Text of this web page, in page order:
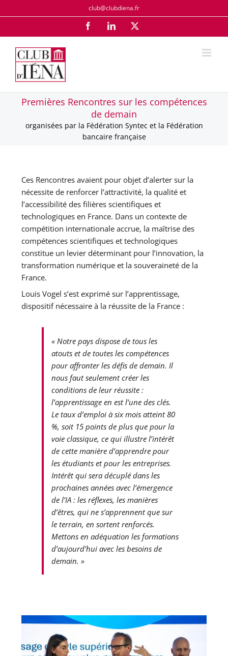
au
club@clubdiena.fr
FacebookLinkedIn
Premières Rencontres sur les compétences
de demain
organisées par la Fédération Syntec et la Fédération
bancaire française
Ces Rencontres avaient pour objet d’alerter sur la
nécessite de renforcer l’attractivité, la qualité et
l’accessibilité des filières scientifiques et
technologiques en France. Dans un contexte de
compétition internationale accrue, la maîtrise des
compétences scientifiques et technologiques
constitue un levier déterminant pour l’innovation, la
transformation numérique et la souveraineté de la
France.
Louis Vogel s’est exprimé sur l’apprentissage,
dispositif nécessaire à la réussite de la France :
« Notre pays dispose de tous les
atouts et de toutes les compétences
pour affronter les défis de demain. Il
nous faut seulement créer les
conditions de leur réussite :
l’apprentissage en est l’une des clés.
Le taux d’emploi à six mois atteint 80
%, soit 15 points de plus que pour la
voie classique, ce qui illustre l’intérêt
de cette manière d’apprendre pour
les étudiants et pour les entreprises.
Intérêt qui sera décuplé dans les
prochaines années avec l’émergence
de l’IA : les réflexes, les manières
d’êtres, qui ne s’apprennent que sur
le terrain, en sortent renforcés.
Mettons en adéquation les formations
d’aujourd’hui avec les besoins de
demain. »